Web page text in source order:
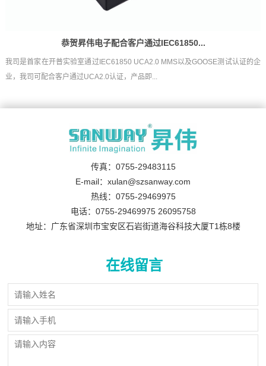
恭贺昇伟电子配合客户通过IEC61850...
我司是首家在开普实验室通过IEC61850 UCA2.0 MMS以及GOOSE测试认证的企
业，我司可配合客户通过UCA2.0认证，产品即...
传真：0755-29483115
E-mail：xulan@szsanway.com
热线：0755-29469975
电话：0755-29469975 26095758
地址：广东省深圳市宝安区石岩街道海谷科技大厦T1栋8楼
在线留言